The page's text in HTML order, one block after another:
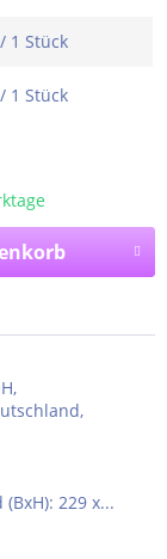
1 Stück
1 Stück
229 x...